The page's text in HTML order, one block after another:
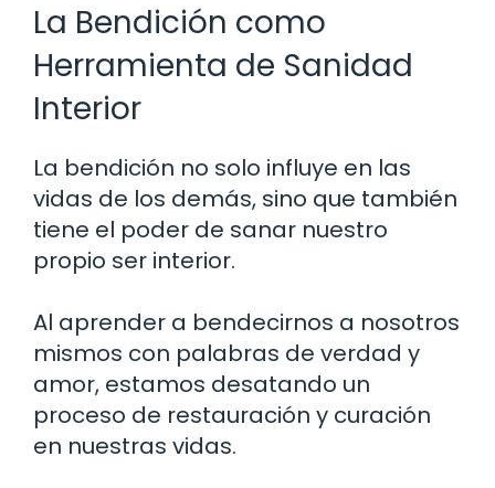
La Bendición como
Herramienta de Sanidad
Interior
La bendición no solo influye en las
vidas de los demás, sino que también
tiene el poder de sanar nuestro
propio ser interior.
Al aprender a bendecirnos a nosotros
mismos con palabras de verdad y
amor, estamos desatando un
proceso de restauración y curación
en nuestras vidas.